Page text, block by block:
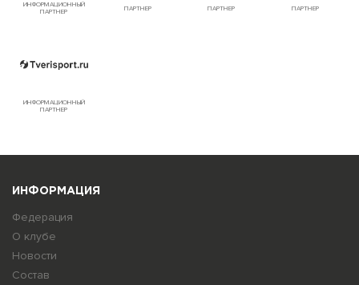
ИНФОРМАЦИОННЫЙ
ПАРТНЕР
ПАРТНЕР ПАРТНЕР ПАРТНЕР
ИНФОРМАЦИОННЫЙ
ПАРТНЕР
ИНФОРМАЦИЯ
Федерация
О клубе
Новости
Состав